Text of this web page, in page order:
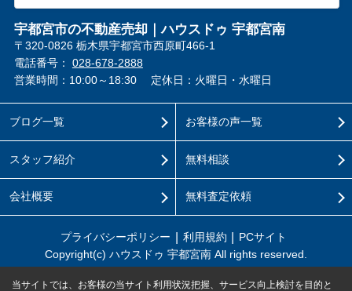
宇都宮市の不動産売却｜ハウスドゥ 宇都宮南
〒320-0826 栃木県宇都宮市西原町466-1
電話番号： 028-678-2888
営業時間：10:00～18:30
定休日：火曜日・水曜日
ブログ一覧
スタッフ紹介
会社概要
お客様の声一覧
無料相談
無料査定依頼
プライバシーポリシー 利用規約
PCサイト
Copyright(c) ハウスドゥ 宇都宮南 All rights reserved.
当サイトでは、お客様の当サイト利用状況把握、サービス向上検討を目的と